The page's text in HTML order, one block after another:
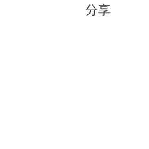
分享